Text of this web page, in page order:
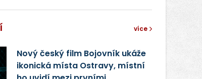
více
Nový český film Bojovník ukáže
ikonická místa Ostravy, místní